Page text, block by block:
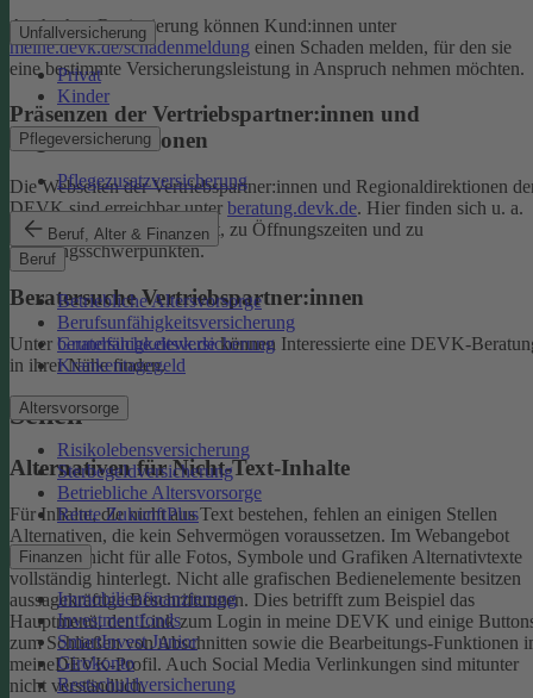
Unfallversicherung
Privat
Kinder
Pflegeversicherung
Pflegezusatzversicherung
Beruf, Alter & Finanzen
Beruf
Betriebliche Altersvorsorge
Berufsunfähigkeitsversicherung
Grundfähigkeitsversicherung
Krankentagegeld
Altersvorsorge
Risikolebensversicherung
Sterbegeldversicherung
Betriebliche Altersvorsorge
Rente ZukunftPlus
Finanzen
Immobilienfinanzierung
Investmentfonds
SmartInvest Junior
Girokonto
Restschuldversicherung
Auch ohne Registrierung können Kund:innen unter
meine.devk.de/schadenmeldung einen Schaden melden, für den sie
eine bestimmte Versicherungsleistung in Anspruch nehmen möchten.
Präsenzen der Vertriebspartner:innen und
Regionaldirektionen
Die Webseiten der Vertriebspartner:innen und Regionaldirektionen
DEVK sind erreichbar unter beratung.devk.de. Hier finden sich u. a.
Informationen zum Standort, zu Öffnungszeiten und zu
Beratungsschwerpunkten.
Beratersuche Vertriebspartner:innen
Unter beratersuche.devk.dekönnen Interessierte eine DEVK-
in ihrer Nähe finden.
Sehen
Alternativen für Nicht-Text-Inhalte
Für Inhalte, die nicht aus Text bestehen, fehlen an einigen Stellen
Alternativen, die kein Sehvermögen voraussetzen. Im Webangebot
sind noch nicht für alle Fotos, Symbole und Grafiken Alternativtexte
vollständig hinterlegt. Nicht alle grafischen Bedienelemente besitzen
aussagekräftige Beschriftungen. Dies betrifft zum Beispiel das
Hauptmenü, den Link zum Login in meine DEVK und einige
zum Schließen von Abschnitten sowie die Bearbeitungs-Funktionen
meineDEVK-Profil. Auch Social Media Verlinkungen sind mitunter
nicht verständlich.